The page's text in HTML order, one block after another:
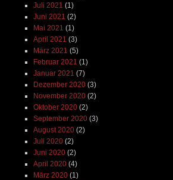
Juli 2021 (1)
Juni 2021 (2)
Mai 2021 (1)
April 2021 (3)
März 2021 (5)
Februar 2021 (1)
Januar 2021 (7)
Dezember 2020(3)
November 2020(2)
Oktober 2020(2)
September 2020(3)
August 2020(2)
Juli 2020(2)
Juni 2020(2)
April 2020(4)
März 2020(1)